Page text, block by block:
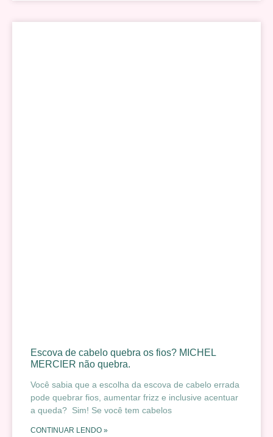
Escova de cabelo quebra os fios? MICHEL
MERCIER não quebra.
Você sabia que a escolha da escova de cabelo errada
pode quebrar fios, aumentar frizz e inclusive acentuar
a queda? Sim! Se você tem cabelos
CONTINUAR LENDO »